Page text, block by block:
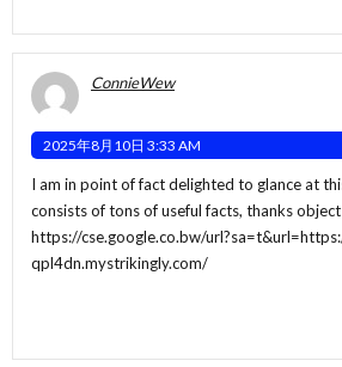
ConnieWew
2025年8月10日 3:33 AM
I am in point of fact delighted to glance at
consists of tons of useful facts, thanks
https://cse.google.co.bw/
qpl4dn.mystrikingly.com/